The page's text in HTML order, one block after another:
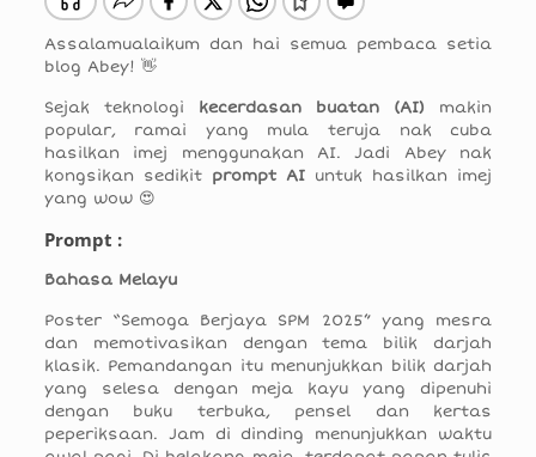
Assalamualaikum dan hai semua pembaca setia
blog Abey! 👋
Sejak teknologi kecerdasan buatan (AI) makin
popular, ramai yang mula teruja nak cuba
hasilkan imej menggunakan AI. Jadi Abey nak
kongsikan sedikit prompt AI untuk hasilkan imej
yang wow 😍
Prompt :
Bahasa Melayu
Poster “Semoga Berjaya SPM 2025” yang mesra
dan memotivasikan dengan tema bilik darjah
klasik. Pemandangan itu menunjukkan bilik darjah
yang selesa dengan meja kayu yang dipenuhi
dengan buku terbuka, pensel dan kertas
peperiksaan. Jam di dinding menunjukkan waktu